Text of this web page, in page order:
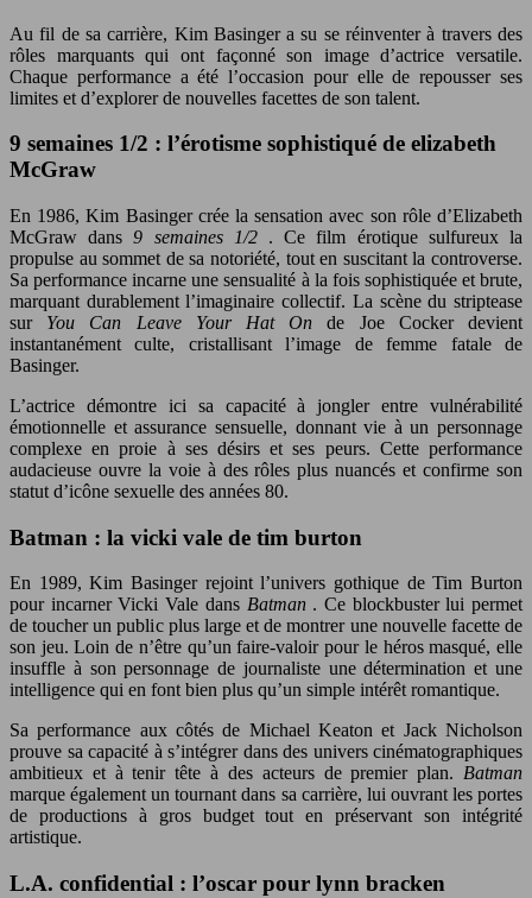
Au fil de sa carrière, Kim Basinger a su se réinventer à travers des
rôles marquants qui ont façonné son image d’actrice versatile.
Chaque performance a été l’occasion pour elle de repousser ses
limites et d’explorer de nouvelles facettes de son talent.
9 semaines 1/2 : l’érotisme sophistiqué de elizabeth
McGraw
En 1986, Kim Basinger crée la sensation avec son rôle d’Elizabeth
McGraw dans9 semaines 1/2 . Ce film érotique sulfureux la
propulse au sommet de sa notoriété, tout en suscitant la controverse.
Sa performance incarne une sensualité à la fois sophistiquée et brute,
marquant durablement l’imaginaire collectif. La scène du striptease
sur You Can Leave Your Hat Onde Joe Cocker devient
instantanément culte, cristallisant l’image de femme fatale de
Basinger.
L’actrice démontre ici sa capacité à jongler entre vulnérabilité
émotionnelle et assurance sensuelle, donnant vie à un personnage
complexe en proie à ses désirs et ses peurs. Cette performance
audacieuse ouvre la voie à des rôles plus nuancés et confirme son
statut d’icône sexuelle des années 80.
Batman : la vicki vale de tim burton
En 1989, Kim Basinger rejoint l’univers gothique de Tim Burton
pour incarner Vicki Vale dans Batman . Ce blockbuster lui permet
de toucher un public plus large et de montrer une nouvelle facette de
son jeu. Loin de n’être qu’un faire-valoir pour le héros masqué, elle
insuffle à son personnage de journaliste une détermination et une
intelligence qui en font bien plus qu’un simple intérêt romantique.
Sa performance aux côtés de Michael Keaton et Jack Nicholson
prouve sa capacité à s’intégrer dans des univers cinématographiques
ambitieux et à tenir tête à des acteurs de premier plan. Batman
marque également un tournant dans sa carrière, lui ouvrant les portes
de productions à gros budget tout en préservant son intégrité
artistique.
L.A. confidential : l’oscar pour lynn bracken